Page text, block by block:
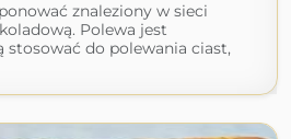
znaleziony w sieci
Polewa jest
stosować do polewania ciast,